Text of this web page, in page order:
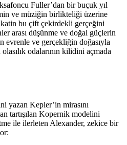
Fuller’dan bir buçuk yıl
ve müziğin birlikteliği üzerine
bu çift çekirdekli gerçeğini
arası düşünme ve doğal güçlerin
evrenle ve gerçekliğin doğasıyla
odalarının kilidini açmada
yazan Kepler’in mirasını
tartışılan Kopernik modelini
ile ilerleten Alexander, zekice bir